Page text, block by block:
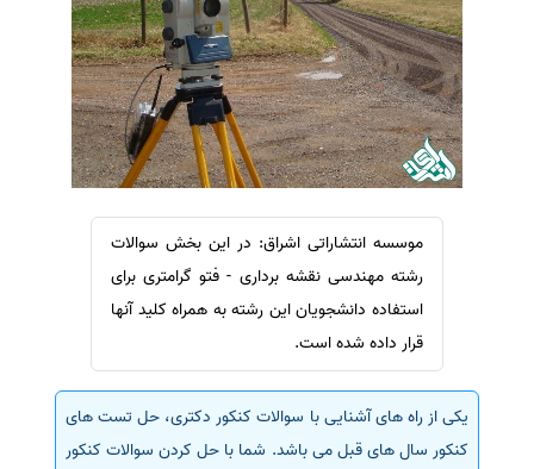
ترجمه عربی به فارسی
مشاهده همه زبان ها
سفارش ویرایش
سفارش پارافریز
سفارش فرمت‌بندی
سفارش کاهش کمیت
سفارش معرفی مجله
سفارش معرفی مقاله
سفارش معرفی کتاب
سفارش چکیده مبسوط
سفارش ترجمه مولتی‌مدیا
سفارش گویندگی
سفارش تولید محتوا
سفارش ترجمه همزمان
موسسه انتشاراتی اشراق: در این بخش سوالات
رشته مهندسی نقشه برداری - فتو گرامتری برای
استفاده دانشجویان این رشته به همراه کلید آنها
قرار داده شده است.
یکی از راه های آشنایی با سوالات کنکور دکتری، حل تست های
کنکور سال های قبل می باشد. شما با حل کردن سوالات کنکور